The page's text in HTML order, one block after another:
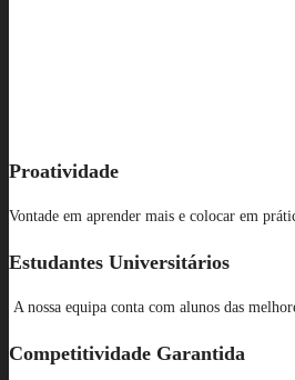
Proatividade
Vontade em aprender mais e colocar em
Estudantes Universitários
A nossa equipa conta com alunos das
Competitividade Garantida